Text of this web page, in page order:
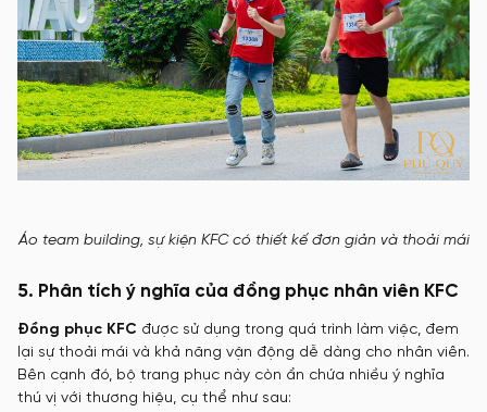
Áo team building, sự kiện KFC có thiết kế đơn giản và thoải mái
5. Phân tích ý nghĩa của đồng phục nhân viên KFC
Đồng phục KFC được sử dụng trong quá trình làm việc, đem
lại sự thoải mái và khả năng vận động dễ dàng cho nhân viên.
Bên cạnh đó, bộ trang phục này còn ẩn chứa nhiều ý nghĩa
thú vị với thương hiệu, cụ thể như sau: